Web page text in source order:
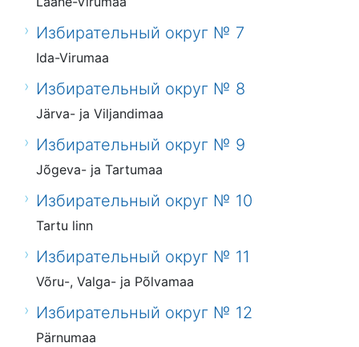
Избирательный округ № 7
Ida-Virumaa
Избирательный округ № 8
Järva- ja Viljandimaa
Избирательный округ № 9
Jõgeva- ja Tartumaa
Избирательный округ № 10
Tartu linn
Избирательный округ № 11
Võru-, Valga- ja Põlvamaa
Избирательный округ № 12
Pärnumaa